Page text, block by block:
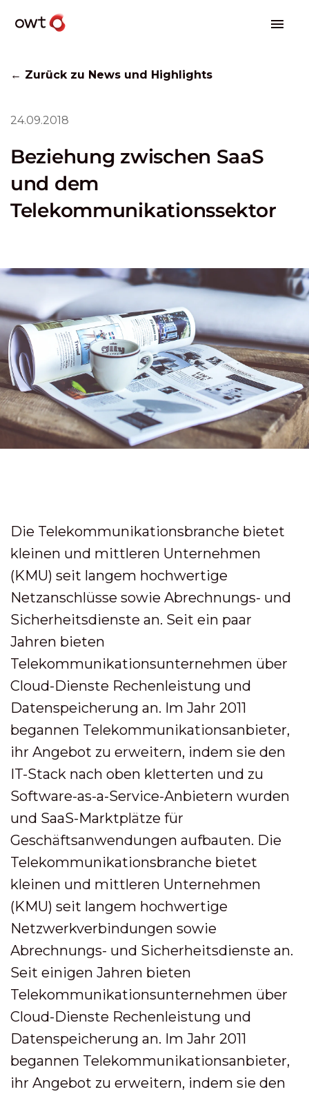
← Zurück zu News und Highlights
24.09.2018
Beziehung zwischen SaaS
und dem
Telekommunikationssektor
Die Telekommunikationsbranche bietet
kleinen und mittleren Unternehmen
(KMU) seit langem hochwertige
Netzanschlüsse sowie Abrechnungs- und
Sicherheitsdienste an. Seit ein paar
Jahren bieten
Telekommunikationsunternehmen über
Cloud-Dienste Rechenleistung und
Datenspeicherung an. Im Jahr 2011
begannen Telekommunikationsanbieter,
ihr Angebot zu erweitern, indem sie den
IT-Stack nach oben kletterten und zu
Software-as-a-Service-Anbietern wurden
und SaaS-Marktplätze für
Geschäftsanwendungen aufbauten. Die
Telekommunikationsbranche bietet
kleinen und mittleren Unternehmen
(KMU) seit langem hochwertige
Netzwerkverbindungen sowie
Abrechnungs- und Sicherheitsdienste an.
Seit einigen Jahren bieten
Telekommunikationsunternehmen über
Cloud-Dienste Rechenleistung und
Datenspeicherung an. Im Jahr 2011
begannen Telekommunikationsanbieter,
ihr Angebot zu erweitern, indem sie den